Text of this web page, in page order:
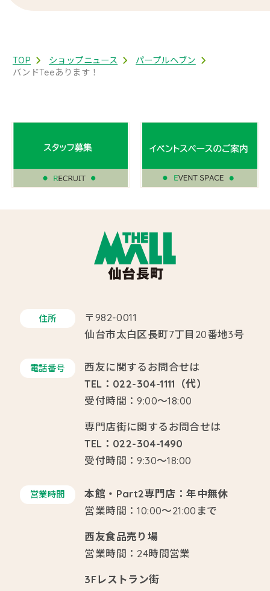
TOP ショップニュース
パープルヘブン
バンドTeeあります！
住所
〒982-0011
仙台市太白区長町7丁目20番地3号
電話番号
西友に関するお問合せは
TEL：022-304-1111（代）
受付時間：9:00～18:00
専門店街に関するお問合せは
TEL：022-304-1490
受付時間：9:30～18:00
営業時間
本館・Part2専門店：年中無休
営業時間：10:00～21:00まで
西友食品売り場
営業時間：24時間営業
3Fレストラン街